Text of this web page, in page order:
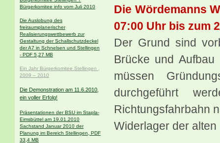
Bürgerkomitee info vom Juli 2010
Die Auslobung des
freiraumplanerischer
Realisierungswettbewerb zur
Gestaltung der Schallschutzdeckel
der A7 in Schnelsen und Stellingen
- PDF 5,27 MB
Ein Jahr Bürgerkomitee Stellingen ,
2009 – 2010
Die Demonstration am 11.6.2010,
ein voller Erfolg!
Präsentationen der BSU im Stapla-
Eimsbüttel am 19.01.2010
Sachstand Januar 2010 der
Planung im Bereich Stellingen, PDF
33,4 MB
Die Wördemanns
07:00 Uhr bis zum
Der Grund sind
Brücke und
müssen
durchgeführt
Richtungsfahrbahn
Widerlager der